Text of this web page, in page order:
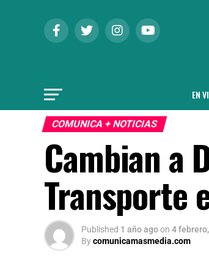
EN
COMUNICA + NOTICIAS
Cambian a
Transporte
Published 1 año agoon 4
Bycomunicamasmedia.com